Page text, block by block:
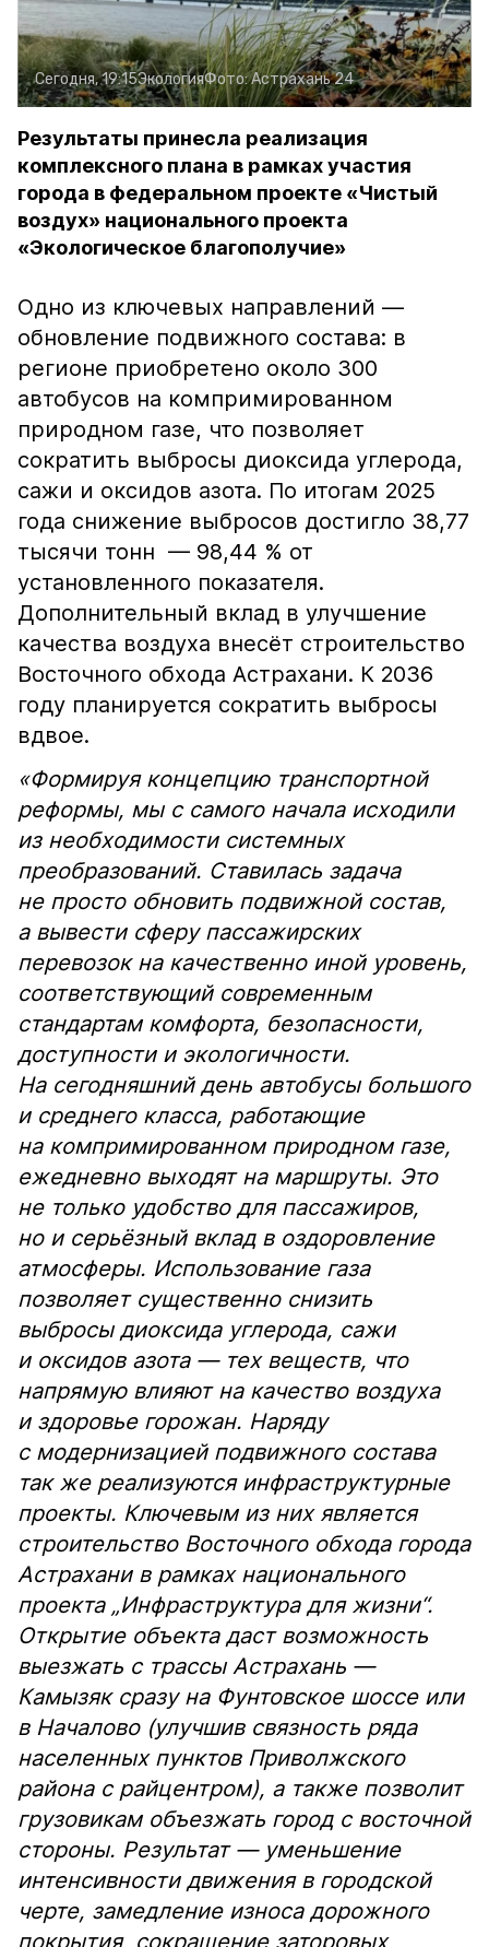
Сегодня, 19:15ЭкологияФото:Астрахань 24
Результаты принесла реализация
комплексного плана в рамках участия
города в федеральном проекте «Чистый
воздух» национального проекта
«Экологическое благополучие»
Одно из ключевых направлений —
обновление подвижного состава: в
регионе приобретено около 300
автобусов на компримированном
природном газе, что позволяет
сократить выбросы диоксида углерода,
сажи и оксидов азота. По итогам 2025
года снижение выбросов достигло 38,77
тысячи тонн — 98,44 % от
установленного показателя.
Дополнительный вклад в улучшение
качества воздуха внесёт строительство
Восточного обхода Астрахани. К 2036
году планируется сократить выбросы
вдвое.
«Формируя концепцию транспортной
реформы, мы с самого начала исходили
из необходимости системных
преобразований. Ставилась задача
не просто обновить подвижной состав,
а вывести сферу пассажирских
перевозок на качественно иной уровень,
соответствующий современным
стандартам комфорта, безопасности,
доступности и экологичности.
На сегодняшний день автобусы большого
и среднего класса, работающие
на компримированном природном газе,
ежедневно выходят на маршруты. Это
не только удобство для пассажиров,
но и серьёзный вклад в оздоровление
атмосферы. Использование газа
позволяет существенно снизить
выбросы диоксида углерода, сажи
и оксидов азота — тех веществ, что
напрямую влияют на качество воздуха
и здоровье горожан. Наряду
с модернизацией подвижного состава
так же реализуются инфраструктурные
проекты. Ключевым из них является
строительство Восточного обхода города
Астрахани в рамках национального
проекта „Инфраструктура для жизни“.
Открытие объекта даст возможность
выезжать с трассы Астрахань —
Камызяк сразу на Фунтовское шоссе или
в Началово (улучшив связность ряда
населенных пунктов Приволжского
района с райцентром), а также позволит
грузовикам объезжать город с восточной
стороны. Результат — уменьшение
интенсивности движения в городской
черте, замедление износа дорожного
покрытия, сокращение заторовых